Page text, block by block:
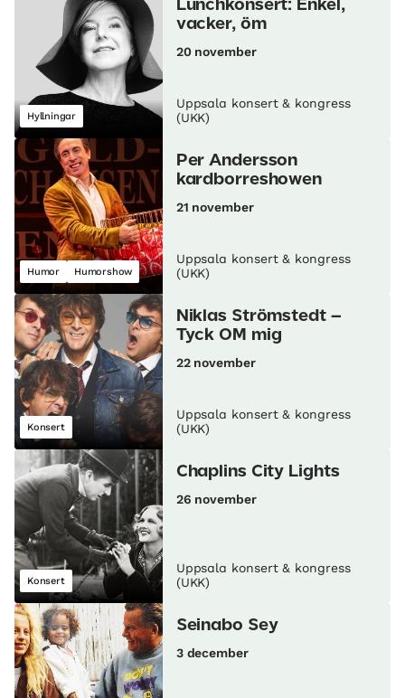
Hyllningar
Lunch­konsert: Enkel,
vacker, öm
20 november
Uppsala konsert & kongress
(UKK)
Humor Humorshow
Per Andersson
kardborreshowen
21 november
Uppsala konsert & kongress
(UKK)
Konsert
Niklas Strömstedt –
Tyck OM mig
22 november
Uppsala konsert & kongress
(UKK)
Konsert
Chaplins City Lights
26 november
Uppsala konsert & kongress
(UKK)
Seinabo Sey
3 december